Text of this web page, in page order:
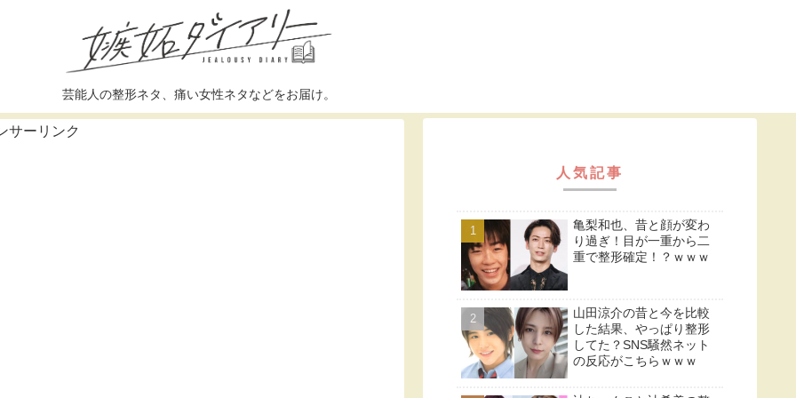
芸能人の整形ネタ、痛い女性ネタなどをお届け。
サーリンク
人気記事
亀梨和也、昔と顔が変わ
り過ぎ！目が一重から二
重で整形確定！？ｗｗｗ
山田涼介の昔と今を比較
した結果、やっぱり整形
してた？SNS騒然ネット
の反応がこちらｗｗｗ